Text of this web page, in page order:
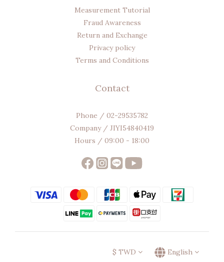
Measurement Tutorial
Fraud Awareness
Return and Exchange
Privacy policy
Terms and Conditions
Contact
Phone / 02-29535782
Company / JIYI54840419
Hours / 09:00 - 18:00
$ TWD English